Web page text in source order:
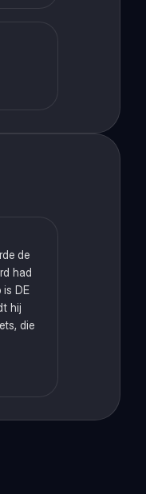
de
had
is DE
hij
die